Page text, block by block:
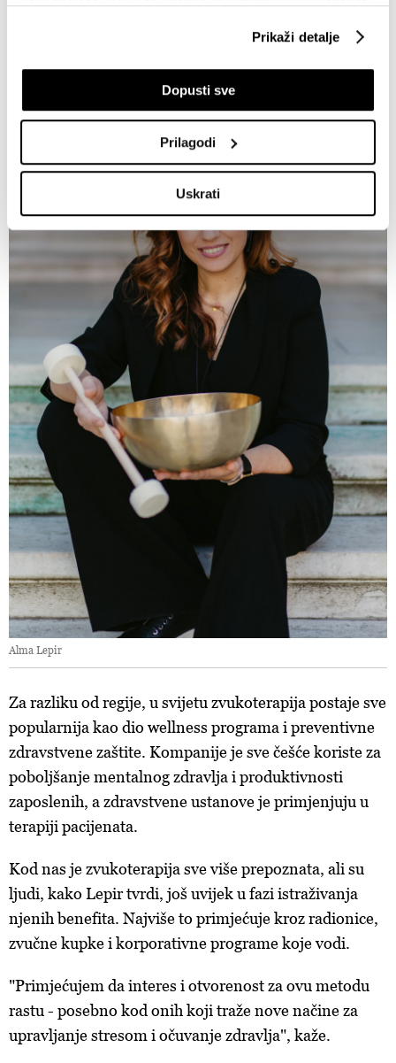
If you allow, we would also like to:
Collect information about your geographical
Identify your device by actively scanning it for
specific characteristics (fingerprinting)
Find out more about how your personal data is processed
and set your preferences in thedetails section
Zajednički voditelji obrade su HD-WIN ARENA SPORT
Partneri
. Više o podacima koje obrađujemo kao i
o vašim pravima pročitajte u našoj
Politici privatnosti
o kolačićima i drugim sličnim tehnologijama u
Politici
kolačića. Kolačiće u bilo kojem trenutku možete ponovno
ažurirati klikom na „Prikaži detalje“. Privolu možete u bilo
kojem trenutku povući bez negativnih posljedica.
Prikaži detalje
Dopusti sve
Prilagodi
Uskrati
Alma Lepir
Za razliku od regije, u svijetu zvukoterapija postaje sve
popularnija kao dio wellness programa i preventivne
zdravstvene zaštite. Kompanije je sve češće koriste za
poboljšanje mentalnog zdravlja i produktivnosti
zaposlenih, a zdravstvene ustanove je primjenjuju u
terapiji pacijenata.
Kod nas je zvukoterapija sve više prepoznata, ali su
ljudi, kako Lepir tvrdi, još uvijek u fazi istraživanja
njenih benefita. Najviše to primjećuje kroz radionice,
zvučne kupke i korporativne programe koje vodi.
"Primjećujem da interes i otvorenost za ovu metodu
rastu - posebno kod onih koji traže nove načine za
upravljanje stresom i očuvanje zdravlja", kaže.